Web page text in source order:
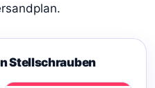
Stellschrauben